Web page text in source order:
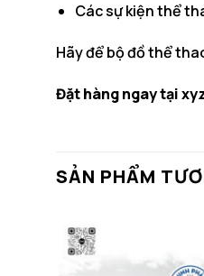
Các sự kiện thể
Hãy để bộ đồ thể
Đặt hàng ngay tại
SẢN PHẨM